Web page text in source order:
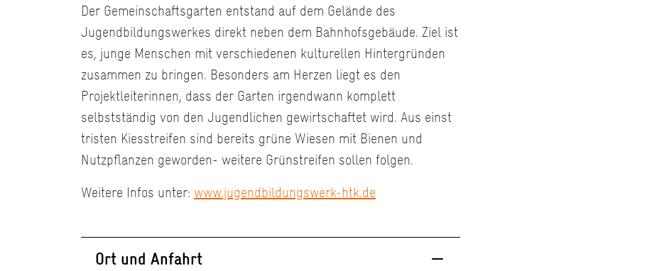
Der Gemeinschaftsgarten entstand auf dem Gelände des
Jugendbildungswerkes direkt neben dem Bahnhofsgebäude. Ziel ist
es, junge Menschen mit verschiedenen kulturellen Hintergründen
zusammen zu bringen. Besonders am Herzen liegt es den
Projektleiterinnen, dass der Garten irgendwann komplett
selbstständig von den Jugendlichen gewirtschaftet wird. Aus einst
tristen Kiesstreifen sind bereits grüne Wiesen mit Bienen und
Nutzpflanzen geworden- weitere Grünstreifen sollen folgen.
Weitere Infos unter: www.jugendbildungswerk-htk.de
Ort und Anfahrt